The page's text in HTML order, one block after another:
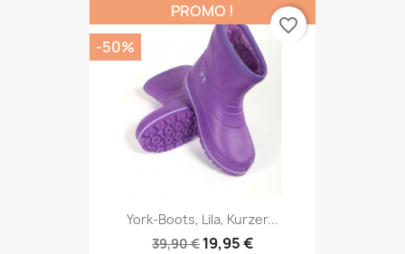
York-Boots, Lila, Kurzer...
39,90 € 19,95 €
PROMO !
-50%
favorite_border